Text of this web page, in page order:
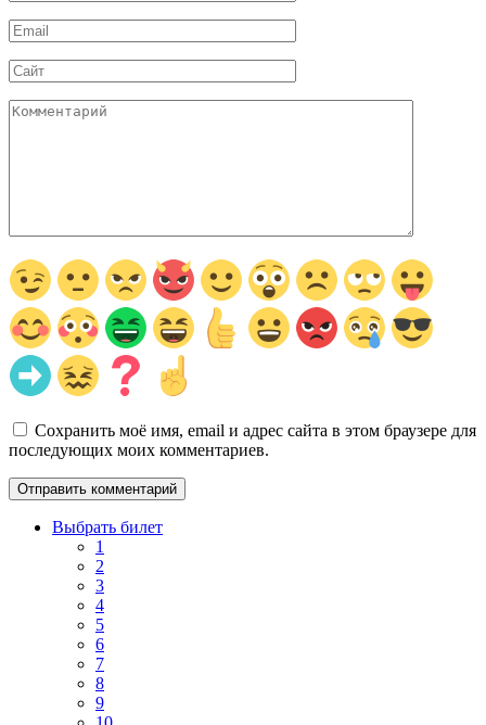
*
Email
*
Сайт
Комментарий
Сохранить моё имя, email и адрес сайта в этом браузере для
последующих моих комментариев.
Выбрать билет
1
2
3
4
5
6
7
8
9